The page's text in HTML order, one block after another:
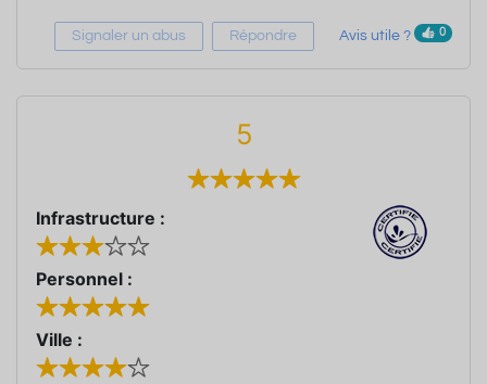
Signaler un abus Répondre Avis utile ? 0
5
Infrastructure :
Personnel :
Ville :